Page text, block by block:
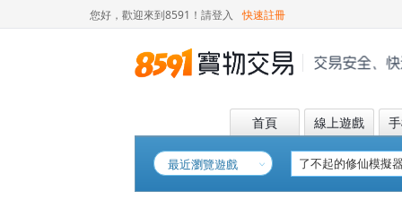
您好，歡迎來到8591！ 請登入 快速註冊
首頁 線上遊戲
最近瀏覽遊戲